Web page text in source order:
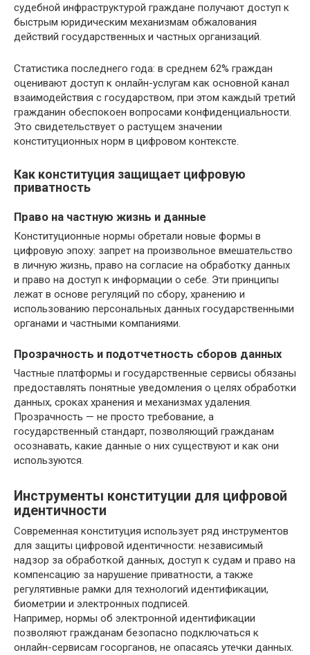
судебной инфраструктурой граждане получают доступ к
быстрым юридическим механизмам обжалования
действий государственных и частных организаций.
Статистика последнего года: в среднем 62% граждан
оценивают доступ к онлайн-услугам как основной канал
взаимодействия с государством, при этом каждый третий
гражданин обеспокоен вопросами конфиденциальности.
Это свидетельствует о растущем значении
конституционных норм в цифровом контексте.
Как конституция защищает цифровую
приватность
Право на частную жизнь и данные
Конституционные нормы обретали новые формы в
цифровую эпоху: запрет на произвольное вмешательство
в личную жизнь, право на согласие на обработку данных
и право на доступ к информации о себе. Эти принципы
лежат в основе регуляций по сбору, хранению и
использованию персональных данных государственными
органами и частными компаниями.
Прозрачность и подотчетность сборов данных
Частные платформы и государственные сервисы обязаны
предоставлять понятные уведомления о целях обработки
данных, сроках хранения и механизмах удаления.
Прозрачность — не просто требование, а
государственный стандарт, позволяющий гражданам
осознавать, какие данные о них существуют и как они
используются.
Инструменты конституции для цифровой
идентичности
Современная конституция использует ряд инструментов
для защиты цифровой идентичности: независимый
надзор за обработкой данных, доступ к судам и право на
компенсацию за нарушение приватности, а также
регулятивные рамки для технологий идентификации,
биометрии и электронных подписей.
Например, нормы об электронной идентификации
позволяют гражданам безопасно подключаться к
онлайн-сервисам госорганов, не опасаясь утечки данных.